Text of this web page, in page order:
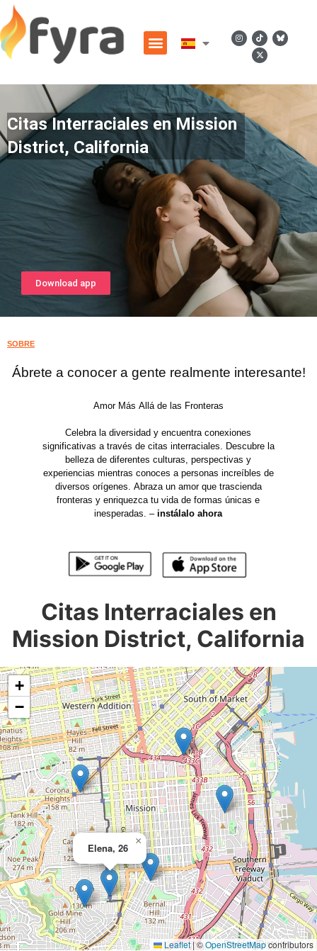
Citas Interraciales en Mission
District, California
Download app
SOBRE
Ábrete a conocer a gente realmente interesante!
Amor Más Allá de las Fronteras
Celebra la diversidad y encuentra conexiones
significativas a través de citas interraciales. Descubre la
belleza de diferentes culturas, perspectivas y
experiencias mientras conoces a personas increíbles de
diversos orígenes. Abraza un amor que trascienda
fronteras y enriquezca tu vida de formas únicas e
inesperadas. –instálalo ahora
Citas Interraciales en
Mission District, California
Elena, 26
×
+
−
Leaflet|©OpenStreetMapcontributors